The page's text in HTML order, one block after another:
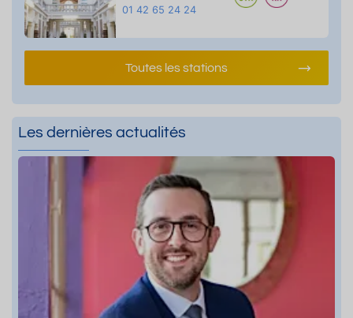
01 42 65 24 24
Toutes les stations
Les dernières actualités